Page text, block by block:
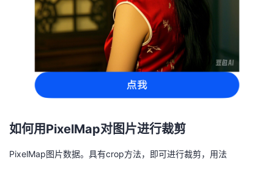
如何用PixelMap对图片进行裁剪
PixelMap图片数据。具有crop方法，即可进行裁剪，用法